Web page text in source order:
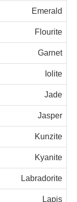
Emerald
Flourite
Garnet
Iolite
Jade
Jasper
Kunzite
Kyanite
Labradorite